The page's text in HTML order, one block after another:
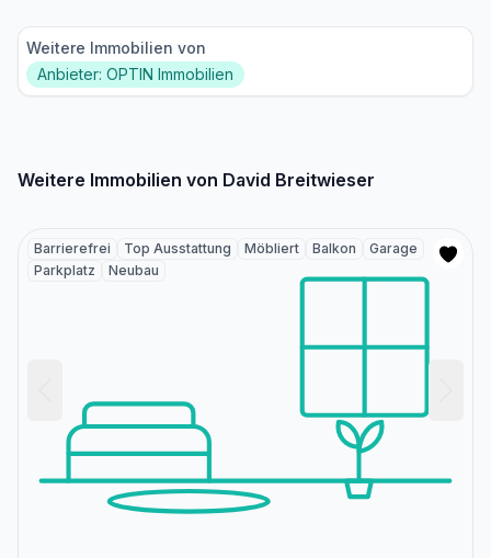
Weitere Immobilien von
Anbieter: OPTIN Immobilien
Weitere Immobilien von David Breitwieser
Barrierefrei Top Ausstattung Möbliert Balkon
Garage
Parkplatz
Neubau